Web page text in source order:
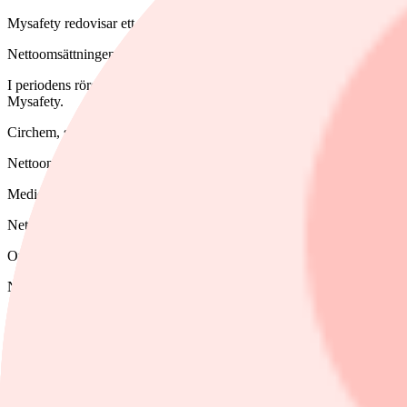
Mysafety redovisar ett rörelseresultat på -18,3 miljoner kronor (1,3)
Nettoomsättningen uppgick till 75,8 miljoner kronor (77,5).
I periodens rörelseresultat ingår det cirka 7,1 miljoner kronor i
Mysafety.
Circhem, som i industriell skala erbjuder cirkulär återvinning av
Nettoomsättningen uppgick till 2,5 miljoner kronor (0,6).
Medicinteknikbolaget C-Rad redovisar ett rörelseresultat på 14,2
Nettoomsättningen uppgick till 118 miljoner kronor (84,4). I
Orderingången var 91,6 miljoner kronor (91,4) och orderstocken var
Nettoresultatet uppgick till 16,0 miljoner kronor (3,2).